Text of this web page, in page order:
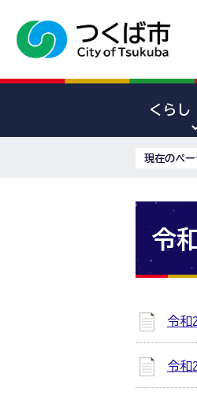
くらし
現在のペー
令
令和
令和